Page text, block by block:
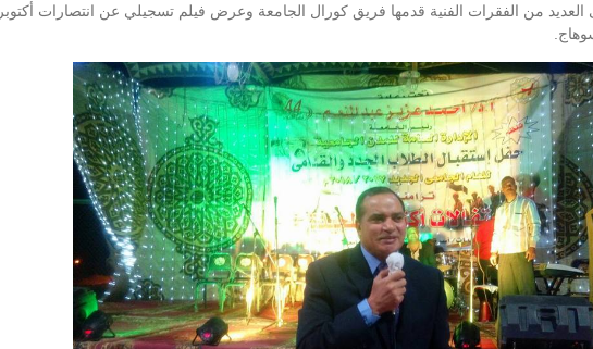
من الفقرات الفنية قدمها فريق كورال الجامعة وعرض فيلم تسجيلي عن انتصارات أكتوبر